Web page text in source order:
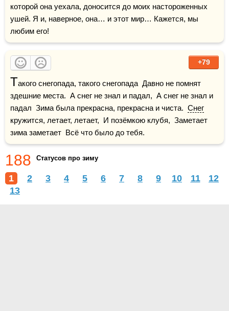
которой она уехала, доносится до моих настороженных
ушей. Я и, наверное, она… и этот мир… Кажется, мы
любим его!
+79
Такого снегопада, такого снегопада  Давно не помнят
здешние места.  А снег не знал и падал,  А снег не знал и
падал  Зима была прекрасна, прекрасна и чиста. Снег
кружится, летает, летает,  И позёмкою клубя,  Заметает
зима заметает  Всё что было до тебя.
188 Статусов про зиму
1 2 3 4 5 6 7 8 9 10 11
12
13